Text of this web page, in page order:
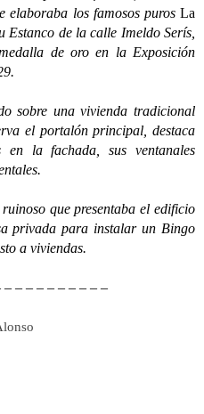
elaboraba los famosos puros La
Estanco de la calle Imeldo Serís,
de oro en la Exposición
una vivienda tradicional
el portalón principal, destaca
en la fachada, sus ventanales
que presentaba el edificio
privada para instalar un Bingo
a viviendas.
– – – – – – – – –